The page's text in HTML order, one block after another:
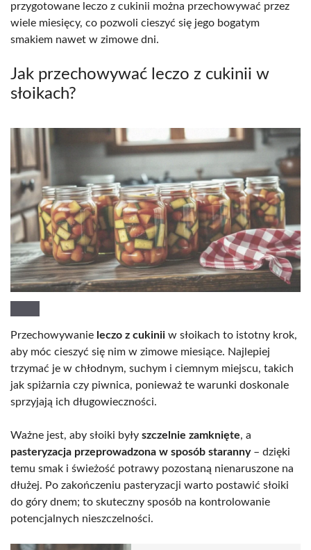
przygotowane leczo z cukinii można przechowywać przez
wiele miesięcy, co pozwoli cieszyć się jego bogatym
smakiem nawet w zimowe dni.
Jak przechowywać leczo z cukinii w
słoikach?
Przechowywanie leczo z cukinii w słoikach to istotny krok,
aby móc cieszyć się nim w zimowe miesiące. Najlepiej
trzymać je w chłodnym, suchym i ciemnym miejscu, takich
jak spiżarnia czy piwnica, ponieważ te warunki doskonale
sprzyjają ich długowieczności.
Ważne jest, aby słoiki były szczelnie zamknięte, a
pasteryzacja przeprowadzona w sposób staranny– dzięki
temu smak i świeżość potrawy pozostaną nienaruszone na
dłużej. Po zakończeniu pasteryzacji warto postawić słoiki
do góry dnem; to skuteczny sposób na kontrolowanie
potencjalnych nieszczelności.